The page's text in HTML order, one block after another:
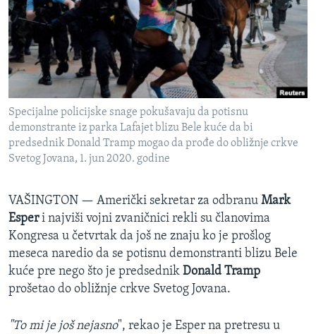
SPORT
INTERVJU
Specijalne policijske snage pokušavaju da potisnu
demonstrante iz parka Lafajet blizu Bele kuće da bi
predsednik Donald Tramp mogao da prođe do obližnje crkve
Svetog Jovana, 1. jun 2020. godine
VAŠINGTON — Američki sekretar za odbranu Mark
Esperi najviši vojni zvaničnici rekli su članovima
Kongresa u četvrtak da još ne znaju ko je prošlog
meseca naredio da se potisnu demonstranti blizu Bele
kuće pre nego što je predsednik Donald Tramp
prošetao do obližnje crkve Svetog Jovana.
"To mi je još nejasno", rekao je Esper na pretresu u